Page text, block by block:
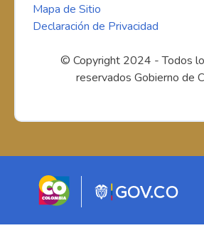
Mapa de Sitio
Declaración de Privacidad
© Copyright 2024 - Todos
reservados Gobierno de